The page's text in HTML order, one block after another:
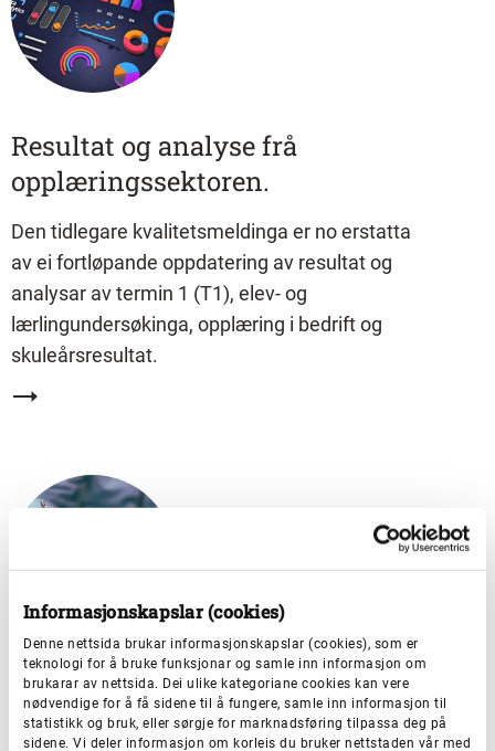
Informasjonskapslar (cookies)
Denne nettsida brukar informasjonskapslar (cookies), som er
teknologi for å bruke funksjonar og samle inn informasjon om
brukarar av nettsida. Dei ulike kategoriane cookies kan vere
nødvendige for å få sidene til å fungere, samle inn informasjon til
statistikk og bruk, eller sørgje for marknadsføring tilpassa deg på
sidene. Vi deler informasjon om korleis du bruker nettstaden vår med
Resultat og analyse frå
opplæringssektoren.
Den tidlegare kvalitetsmeldinga er no erstatta
av ei fortløpande oppdatering av resultat og
analysar av termin 1 (T1), elev- og
lærlingundersøkinga, opplæring i bedrift og
skuleårsresultat.
Skjema - vidaregåande opplæring
Her finn du ei oversikt over dei fleste skjemaa vi